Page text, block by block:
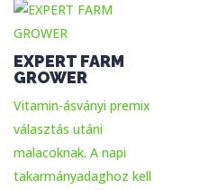
EXPERT FARM
GROWER
Vitamin-ásványi premix
választás utáni
malacoknak. A napi
takarmányadaghoz kell